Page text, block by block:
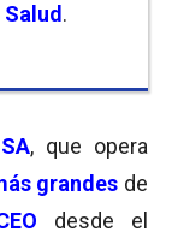
.
, que opera
grandes de
desde el